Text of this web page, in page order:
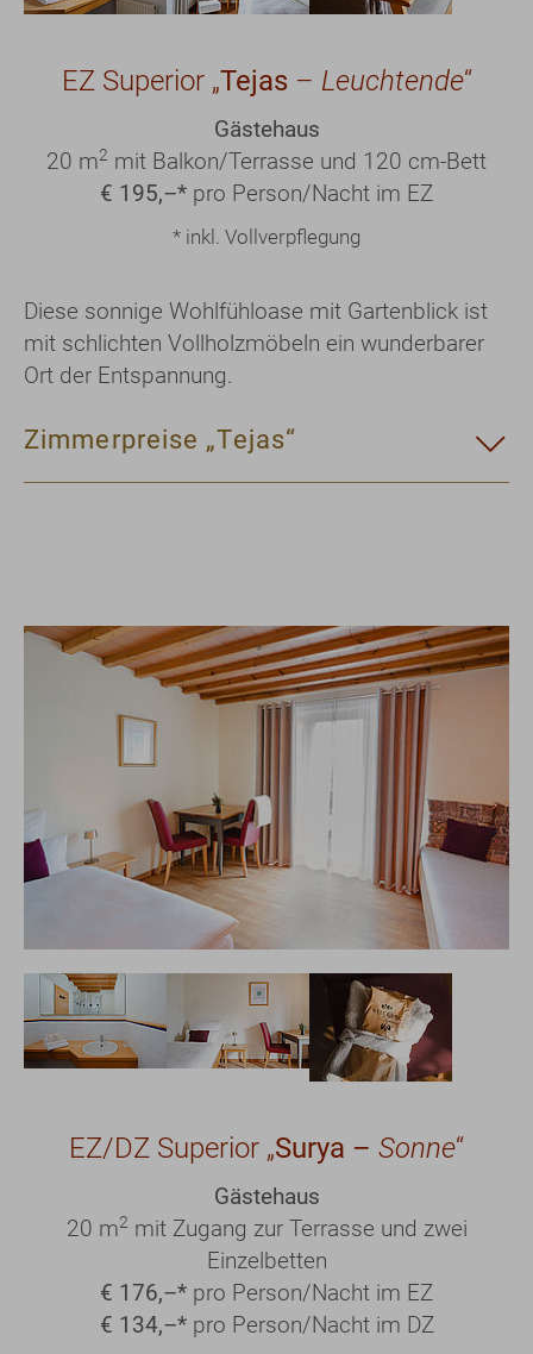
EZ Superior „Tejas – Leuchtende“
Gästehaus
20 m2 mit Balkon/Terrasse und 120 cm-Bett
€ 195,–* pro Person/Nacht im EZ
* inkl. Vollverpflegung
Diese sonnige Wohlfühloase mit Gartenblick ist
mit schlichten Vollholzmöbeln ein wunderbarer
Ort der Entspannung.
Zimmerpreise „Tejas“
Show larger version
Show larger versionShow larger versionShow larger version
EZ/DZ Superior „Surya – Sonne“
Gästehaus
20 m2 mit Zugang zur Terrasse und zwei
Einzelbetten
€ 176,–* pro Person/Nacht im EZ
€ 134,–*pro Person/Nacht im DZ